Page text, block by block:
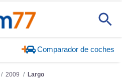
Comparador de coches
2009 Largo